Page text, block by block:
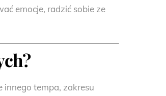
emocje, radzić sobie ze
tempa, zakresu